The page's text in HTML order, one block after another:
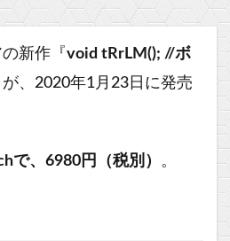
新作『 void tRrLM(); //ボ
が、2020年1月23日に発売
で、6980円（税別） 。